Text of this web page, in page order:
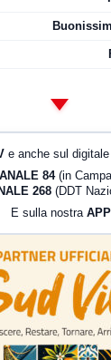
e anche sul
84 (in
268 (DDT
E sulla nostra APP